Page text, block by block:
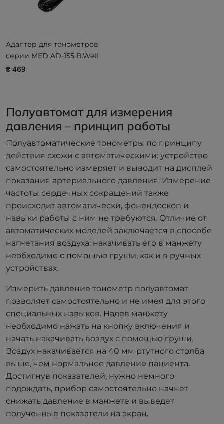
Адаптер для тонометров
серии MED AD-155 B.Well
₴ 469
Полуавтомат для измерения
давления – принцип работы
Полуавтоматические тонометры по принципу
действия схожи с автоматическими: устройство
самостоятельно измеряет и выводит на дисплей
показания артериального давления. Измерение
частоты сердечных сокращений также
происходит автоматически, фонендоскоп и
навыки работы с ним не требуются. Отличие от
автоматических моделей заключается в способе
нагнетания воздуха: накачивать его в манжету
необходимо с помощью груши, как и в ручных
устройствах.
Измерить давление тонометр полуавтомат
позволяет самостоятельно и не имея для этого
специальных навыков. Надев манжету
необходимо нажать на кнопку включения и
начать накачивать воздух с помощью груши.
Воздух накачивается на 40 мм ртутного столба
выше, чем нормальное давление пациента.
Достигнув показателей, нужно немного
подождать, прибор самостоятельно начнет
снижать давление в манжете и выведет
полученные показатели на экран.